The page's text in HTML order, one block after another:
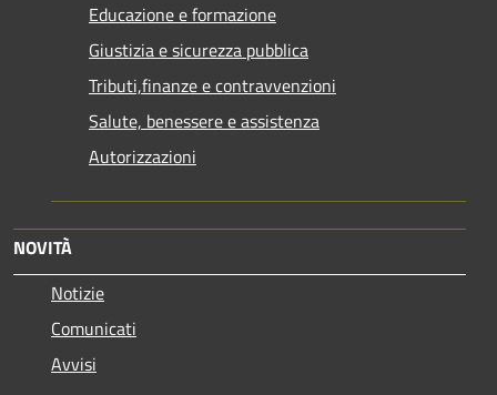
Educazione e formazione
Giustizia e sicurezza pubblica
Tributi,finanze e contravvenzioni
Salute, benessere e assistenza
Autorizzazioni
NOVITÀ
Notizie
Comunicati
Avvisi